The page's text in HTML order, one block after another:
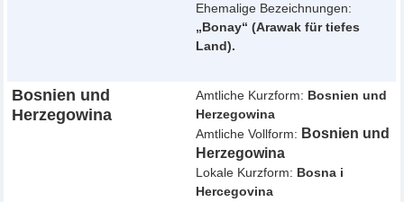
Ehemalige Bezeichnungen:
„Bonay“ (Arawak für tiefes
Land).
Bosnien und
Herzegowina
Amtliche Kurzform: Bosnien und
Herzegowina
Amtliche Vollform: Bosnien und
Herzegowina
Lokale Kurzform: Bosna i
Hercegovina